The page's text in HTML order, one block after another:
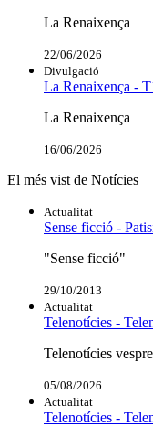
La Renaixença
22/06/2026
Divulgació
La Renaixença -
La Renaixença
16/06/2026
El més vist de Notícies
Actualitat
Sense ficció -
"Sense ficció"
29/10/2013
Actualitat
Telenotícies -
Telenotícies vespre
05/08/2026
Actualitat
Telenotícies -